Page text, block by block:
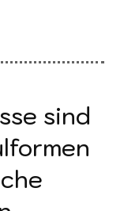
sind